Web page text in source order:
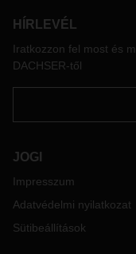
HÍRLEVÉL
Iratkozzon fel most és
DACHSER-től
JOGI
Impresszum
Adatvédelmi nyilatkozat
Sütibeállítások